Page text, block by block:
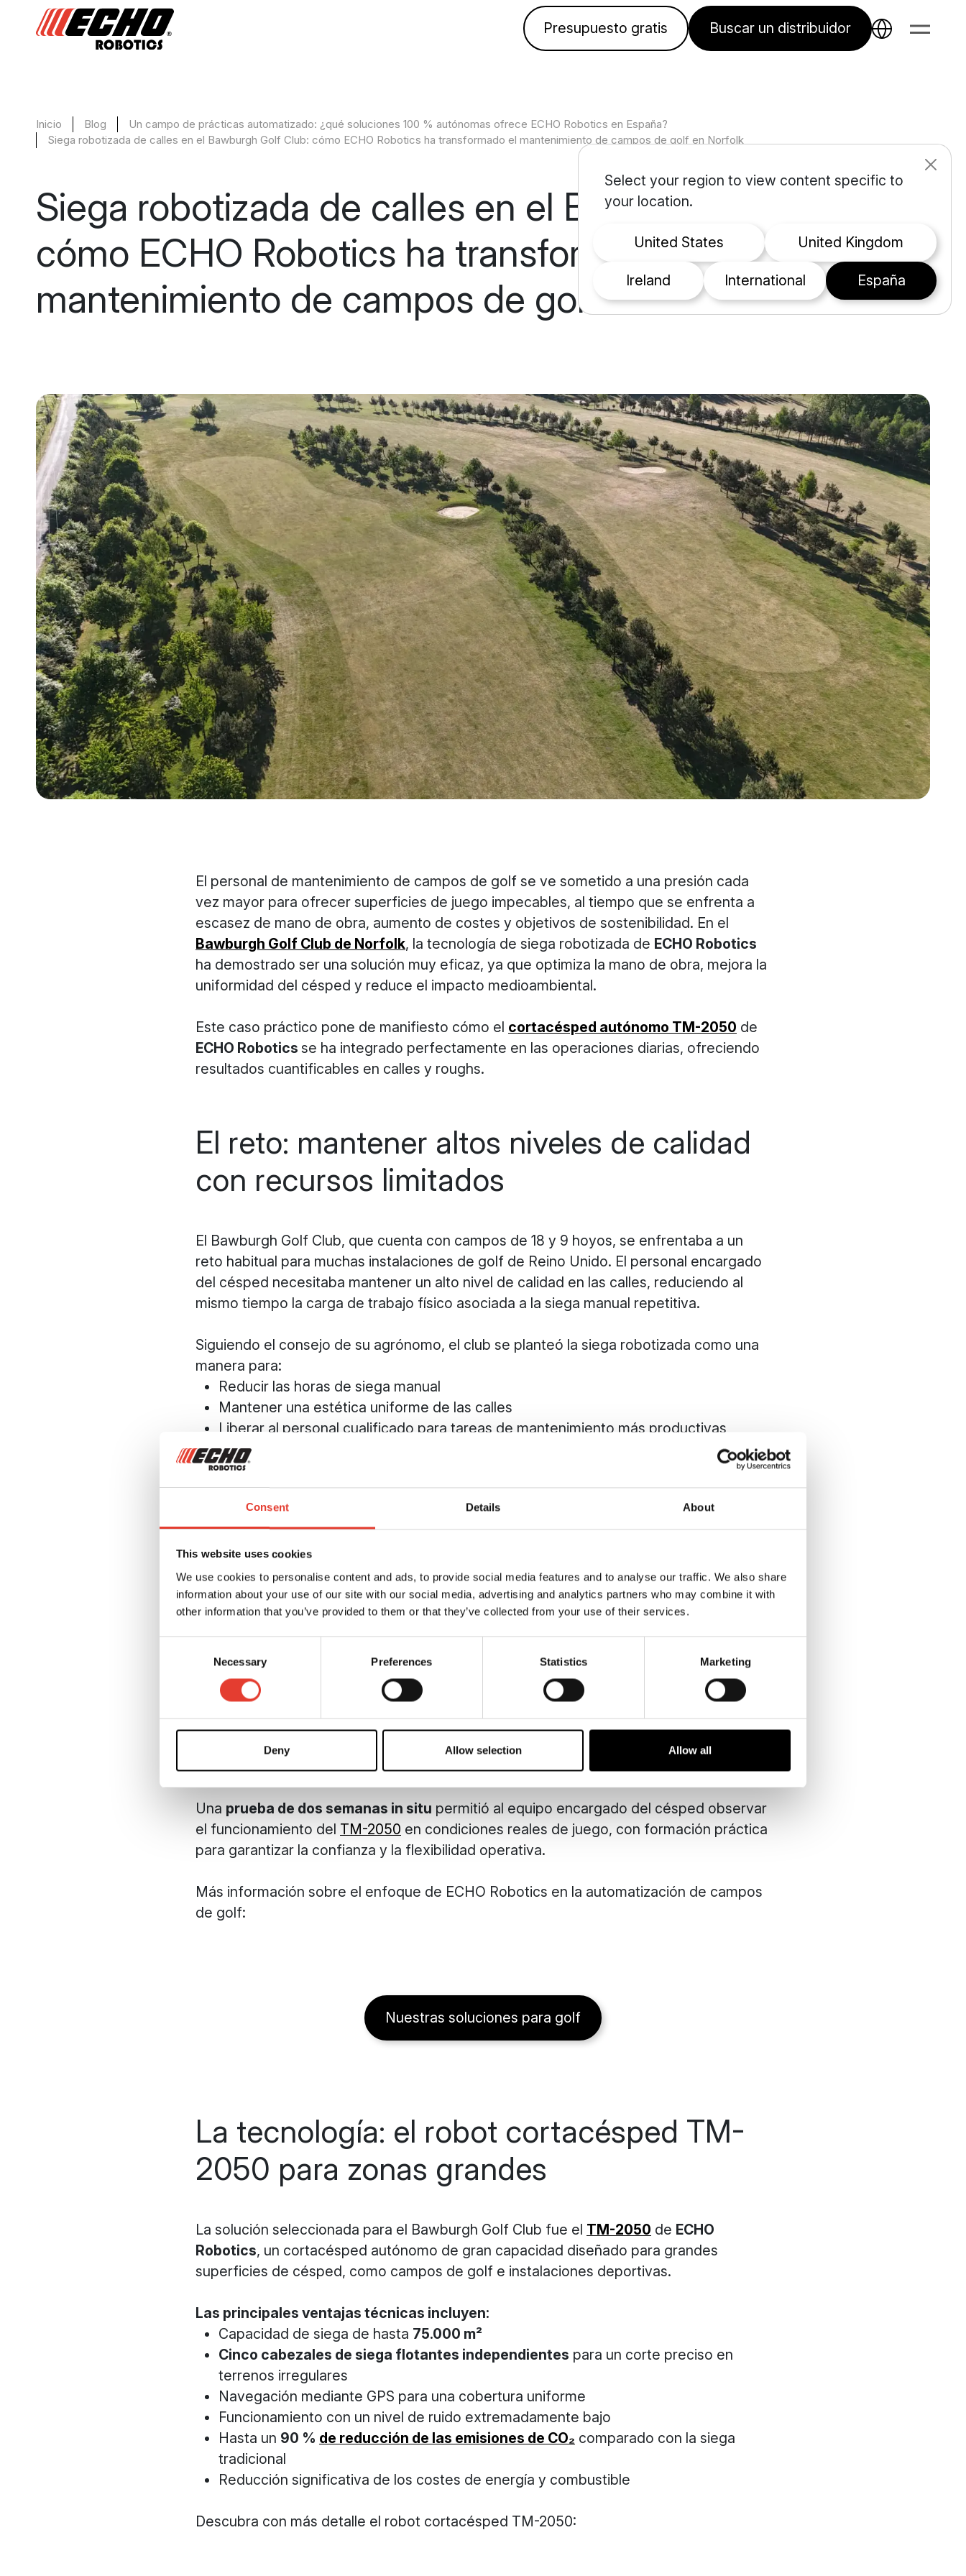
Consent Details About
This website uses cookies
We use cookies to personalise content and ads, to provide social media features and to analyse our traffic. We also share
information about your use of our site with our social media, advertising and analytics partners who may combine it with
other information that you’ve provided to them or that they’ve collected from your use of their services.
Necessary Preferences Statistics Marketing
Deny Allow selection Allow all
Presupuesto gratis Buscar un distribuidor
Inicio Blog
Un campo de prácticas automatizado: ¿qué soluciones 100 % autónomas ofrece ECHO Robotics en España?
Siega robotizada de calles en el Bawburgh Golf Club: cómo ECHO Robotics ha transformado el mantenimiento de campos de golf en Norfolk
Siega robotizada de calles en el Bawburgh Golf Club:
cómo ECHO Robotics ha transformado el
mantenimiento de campos de golf en Norfolk
El personal de mantenimiento de campos de golf se ve sometido a una presión cada
vez mayor para ofrecer superficies de juego impecables, al tiempo que se enfrenta a
escasez de mano de obra, aumento de costes y objetivos de sostenibilidad. En el
Bawburgh Golf Club de Norfolk, la tecnología de siega robotizada de ECHO Robotics
ha demostrado ser una solución muy eficaz, ya que optimiza la mano de obra, mejora la
uniformidad del césped y reduce el impacto medioambiental.
Este caso práctico pone de manifiesto cómo el cortacésped autónomo TM-2050 de
ECHO Robotics se ha integrado perfectamente en las operaciones diarias, ofreciendo
resultados cuantificables en calles y roughs.
El reto: mantener altos niveles de calidad
con recursos limitados
El Bawburgh Golf Club, que cuenta con campos de 18 y 9 hoyos, se enfrentaba a un
reto habitual para muchas instalaciones de golf de Reino Unido. El personal encargado
del césped necesitaba mantener un alto nivel de calidad en las calles, reduciendo al
mismo tiempo la carga de trabajo físico asociada a la siega manual repetitiva.
Siguiendo el consejo de su agrónomo, el club se planteó la siega robotizada como una
manera para:
Reducir las horas de siega manual
Mantener una estética uniforme de las calles
Liberar al personal cualificado para tareas de mantenimiento más productivas
Una solución de siega robotizada
personalizada de ECHO Robotics
Tras una consulta inicial y una evaluación del terreno,el distribuidor de ECHO Robotics,
Ground Tech, trabajó en estrecha colaboración con el equipo de operaciones del club
para plantear una estrategia de siega adaptada al diseño del campo.
Los principales pasos incluyeron:
Analizar la geometría de la calle y las zonas de rough
Identificar las ubicaciones óptimas de las estaciones de carga
Diseñarpatrones de siega
autónoma eficientes
Cartografiar zonas de siega y ajustar los límites
Una prueba de dos semanas in situ permitió al equipo encargado del césped observar
el funcionamiento del TM-2050 en condiciones reales de juego, con formación práctica
para garantizar la confianza y la flexibilidad operativa.
Más información sobre el enfoque de ECHO Robotics en la automatización de campos
de golf:
Nuestras soluciones para golf
La tecnología: el robot cortacésped TM-
2050 para zonas grandes
La solución seleccionada para el Bawburgh Golf Club fue el TM-2050 de ECHO
Robotics, un cortacésped autónomo de gran capacidad diseñado para grandes
superficies de césped, como campos de golf e instalaciones deportivas.
Las principales ventajas técnicas incluyen:
Capacidad de siega de hasta 75.000 m²
Cinco cabezales de siega flotantes independientes para un corte preciso en
terrenos irregulares
Navegación mediante GPS para una cobertura uniforme
Funcionamiento con un nivel de ruido extremadamente bajo
Hasta un 90 % de reducción de las emisiones de CO₂ comparado con la siega
tradicional
Reducción significativa de los costes de energía y combustible
Descubra con más detalle el robot cortacésped TM-2050:
Select your region to view content specific to
your location.
United States United Kingdom
Ireland international España